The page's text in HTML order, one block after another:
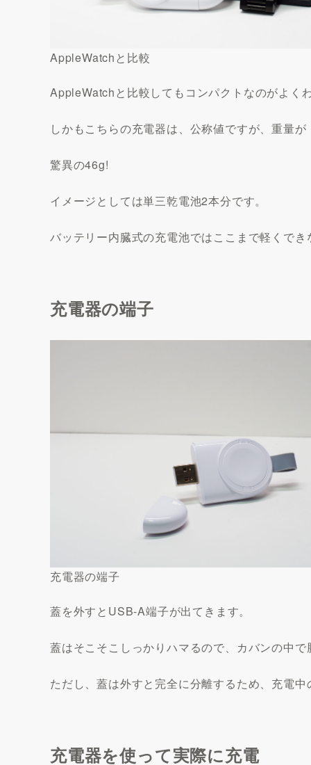
AppleWatchと比較
AppleWatchと比較してもコンパクトなのがよく
しかもこちらの充電器は、公称値ですが、重量が
驚異の46g!
イメージとしては単三乾電池2本分です。
バッテリー内臓式の充電池ではここまで軽くで
充電器の端子
充電器の端子
蓋を外すとUSB-A端子が出てきます。
蓋はそこそこしっかりハマるので、カバンの中
ただし、蓋は外すと完全に分離するため、充電
充電器を使って実際に充電